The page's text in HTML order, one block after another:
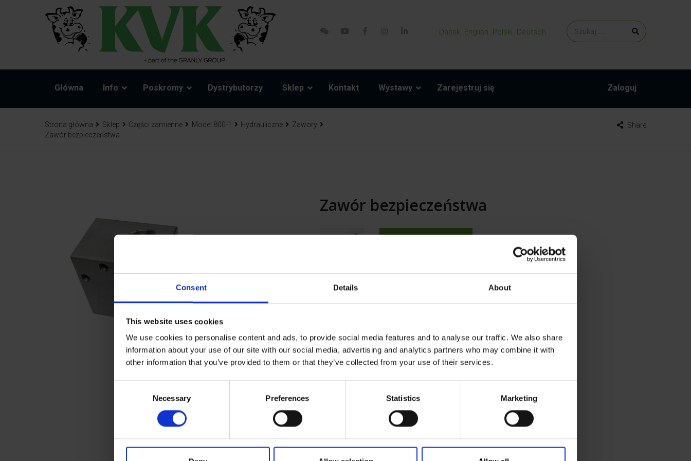
Consent Details About
This website uses cookies
We use cookies to personalise content and ads, to provide social media features and to analyse our traffic. We also share
information about your use of our site with our social media, advertising and analytics partners who may combine it with
other information that you’ve provided to them or that they’ve collected from your use of their services.
Necessary Preferences Statistics Marketing
Dansk English Polski Deutsch
Główna Info
dostawy
Poskromy
Porównanie poskromów
Dystrybutorzy Sklep Kontakt Wystawy Zarejestruj się Zaloguj
Strona główna Sklep Części zamienne Model 800-1 Hydrauliczne
Zawory
Zawór bezpieczeństwa
Share
Zawór bezpieczeństwa